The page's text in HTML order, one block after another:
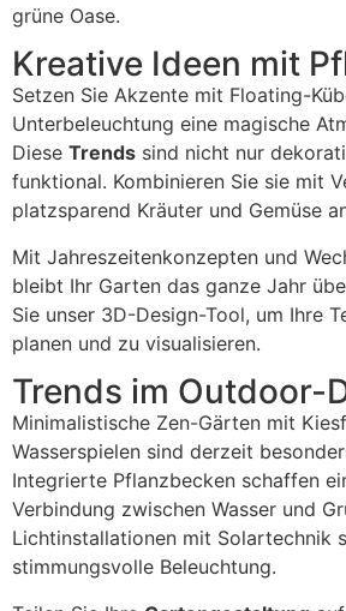
grüne Oase.
Kreative Ideen mit
Setzen Sie Akzente mit Floating-
Unterbeleuchtung eine magische
Diese Trends sind nicht nur
funktional. Kombinieren Sie sie mit
platzsparend Kräuter und Gemüse
Mit Jahreszeitenkonzepten und
bleibt Ihr Garten das ganze Jahr
Sie unser 3D-Design-Tool, um Ihre
planen und zu visualisieren.
Trends im Outdoor-
Minimalistische Zen-Gärten mit
Wasserspielen sind derzeit
Integrierte Pflanzbecken schaffen
Verbindung zwischen Wasser und
Lichtinstallationen mit Solartechnik
stimmungsvolle Beleuchtung.